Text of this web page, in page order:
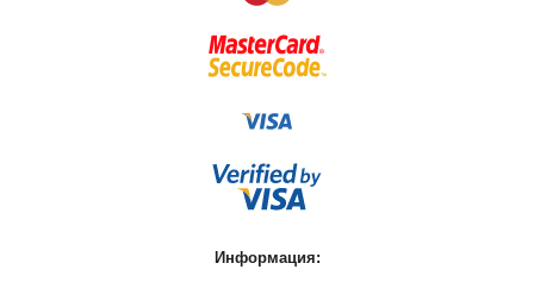
Информация: